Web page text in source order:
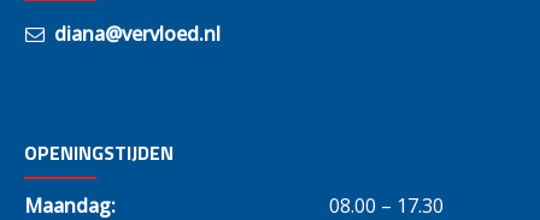
diana@vervloed.nl
OPENINGSTIJDEN
Maandag:
08.00 – 17.30